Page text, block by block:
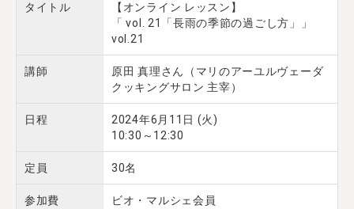
タイトル
【オンライン レッスン】
「 vol. 21「長雨の季節の過ごし方」」
vol.21
講師
原田 真理さん（マリのアーユルヴェーダ
クッキングサロン 主宰）
日程
2024年6月11日 (火)
10:30～12:30
定員 30名
参加費
ビオ・マルシェ会員